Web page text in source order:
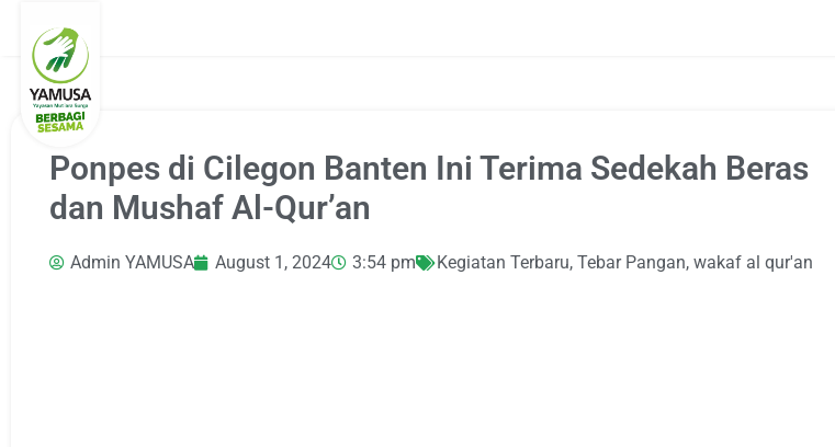
Ponpes di Cilegon Banten Ini Terima Sedekah Beras
dan Mushaf Al-Qur’an
Admin YAMUSA August 1, 2024 3:54 pm Kegiatan Terbaru, Tebar Pangan, wakaf al qur'an